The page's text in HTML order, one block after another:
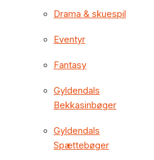
Drama & skuespil
Eventyr
Fantasy
Gyldendals
Bekkasinbøger
Gyldendals
Spættebøger